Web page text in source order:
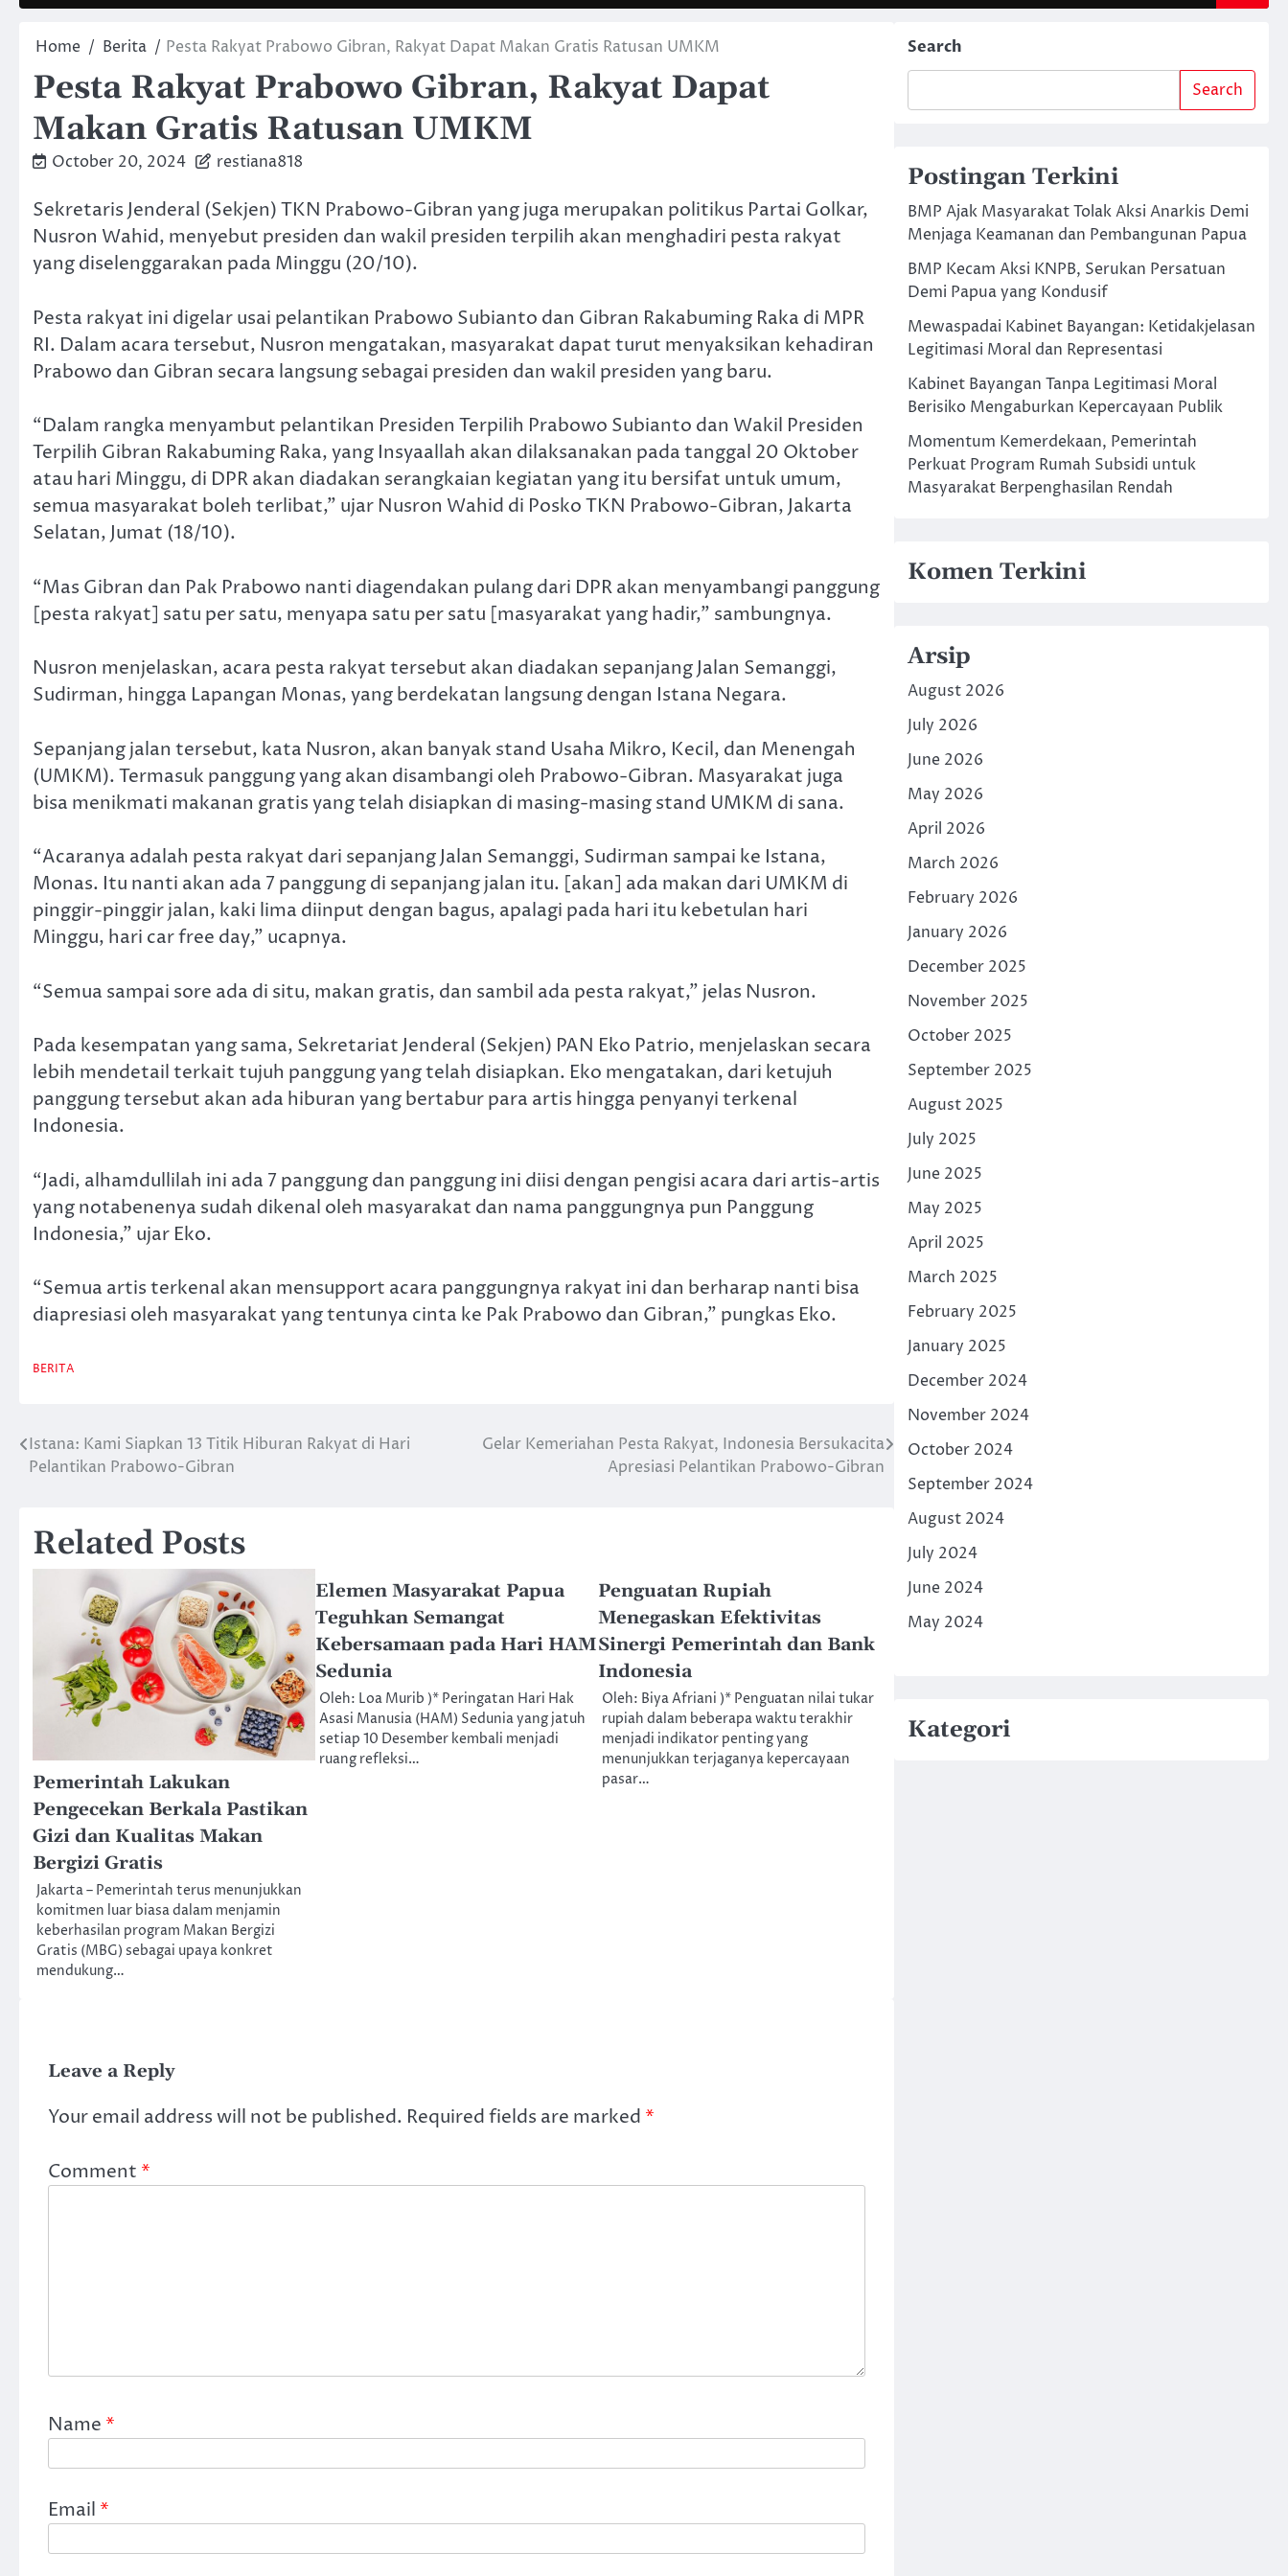
Home Berita Pesta Rakyat Prabowo Gibran, Rakyat Dapat Makan Gratis Ratusan UMKM
Pesta Rakyat Prabowo Gibran, Rakyat Dapat
Makan Gratis Ratusan UMKM
October 20, 2024 restiana818
Sekretaris Jenderal (Sekjen) TKN Prabowo-Gibran yang juga merupakan politikus Partai Golkar,
Nusron Wahid, menyebut presiden dan wakil presiden terpilih akan menghadiri pesta rakyat
yang diselenggarakan pada Minggu (20/10).
Pesta rakyat ini digelar usai pelantikan Prabowo Subianto dan Gibran Rakabuming Raka di MPR
RI. Dalam acara tersebut, Nusron mengatakan, masyarakat dapat turut menyaksikan kehadiran
Prabowo dan Gibran secara langsung sebagai presiden dan wakil presiden yang baru.
“Dalam rangka menyambut pelantikan Presiden Terpilih Prabowo Subianto dan Wakil Presiden
Terpilih Gibran Rakabuming Raka, yang Insyaallah akan dilaksanakan pada tanggal 20 Oktober
atau hari Minggu, di DPR akan diadakan serangkaian kegiatan yang itu bersifat untuk umum,
semua masyarakat boleh terlibat,” ujar Nusron Wahid di Posko TKN Prabowo-Gibran, Jakarta
Selatan, Jumat (18/10).
“Mas Gibran dan Pak Prabowo nanti diagendakan pulang dari DPR akan menyambangi panggung
[pesta rakyat] satu per satu, menyapa satu per satu [masyarakat yang hadir,” sambungnya.
Nusron menjelaskan, acara pesta rakyat tersebut akan diadakan sepanjang Jalan Semanggi,
Sudirman, hingga Lapangan Monas, yang berdekatan langsung dengan Istana Negara.
Sepanjang jalan tersebut, kata Nusron, akan banyak stand Usaha Mikro, Kecil, dan Menengah
(UMKM). Termasuk panggung yang akan disambangi oleh Prabowo-Gibran. Masyarakat juga
bisa menikmati makanan gratis yang telah disiapkan di masing-masing stand UMKM di sana.
“Acaranya adalah pesta rakyat dari sepanjang Jalan Semanggi, Sudirman sampai ke Istana,
Monas. Itu nanti akan ada 7 panggung di sepanjang jalan itu. [akan] ada makan dari UMKM di
pinggir-pinggir jalan, kaki lima diinput dengan bagus, apalagi pada hari itu kebetulan hari
Minggu, hari car free day,” ucapnya.
“Semua sampai sore ada di situ, makan gratis, dan sambil ada pesta rakyat,” jelas Nusron.
Pada kesempatan yang sama, Sekretariat Jenderal (Sekjen) PAN Eko Patrio, menjelaskan secara
lebih mendetail terkait tujuh panggung yang telah disiapkan. Eko mengatakan, dari ketujuh
panggung tersebut akan ada hiburan yang bertabur para artis hingga penyanyi terkenal
Indonesia.
“Jadi, alhamdullilah ini ada 7 panggung dan panggung ini diisi dengan pengisi acara dari artis-artis
yang notabenenya sudah dikenal oleh masyarakat dan nama panggungnya pun Panggung
Indonesia,” ujar Eko.
“Semua artis terkenal akan mensupport acara panggungnya rakyat ini dan berharap nanti bisa
diapresiasi oleh masyarakat yang tentunya cinta ke Pak Prabowo dan Gibran,” pungkas Eko.
BERITA
Post
Istana: Kami Siapkan 13 Titik Hiburan Rakyat di Hari
Pelantikan Prabowo-Gibran
Gelar Kemeriahan Pesta Rakyat, Indonesia Bersukacita
Apresiasi Pelantikan Prabowo-Gibran
Related Posts
Pemerintah Lakukan
Pengecekan Berkala Pastikan
Gizi dan Kualitas Makan
Bergizi Gratis
Jakarta – Pemerintah terus menunjukkan
komitmen luar biasa dalam menjamin
keberhasilan program Makan Bergizi
Gratis (MBG) sebagai upaya konkret
mendukung…
Elemen Masyarakat Papua
Teguhkan Semangat
Kebersamaan pada Hari HAM
Sedunia
Oleh: Loa Murib )* Peringatan Hari Hak
Asasi Manusia (HAM) Sedunia yang jatuh
setiap 10 Desember kembali menjadi
ruang refleksi…
Penguatan Rupiah
Menegaskan Efektivitas
Sinergi Pemerintah dan Bank
Indonesia
Oleh: Biya Afriani )* Penguatan nilai tukar
rupiah dalam beberapa waktu terakhir
menjadi indikator penting yang
menunjukkan terjaganya kepercayaan
pasar…
Leave a Reply
Your email address will not be published. Required fields are marked *
Comment *
Name *
Email *
Search
Search
Postingan Terkini
BMP Ajak Masyarakat Tolak Aksi Anarkis Demi
Menjaga Keamanan dan Pembangunan Papua
BMP Kecam Aksi KNPB, Serukan Persatuan
Demi Papua yang Kondusif
Mewaspadai Kabinet Bayangan: Ketidakjelasan
Legitimasi Moral dan Representasi
Kabinet Bayangan Tanpa Legitimasi Moral
Berisiko Mengaburkan Kepercayaan Publik
Momentum Kemerdekaan, Pemerintah
Perkuat Program Rumah Subsidi untuk
Masyarakat Berpenghasilan Rendah
Komen Terkini
Arsip
August 2026
July 2026
June 2026
May 2026
April 2026
March 2026
February 2026
January 2026
December 2025
November 2025
October 2025
September 2025
August 2025
July 2025
June 2025
May 2025
April 2025
March 2025
February 2025
January 2025
December 2024
November 2024
October 2024
September 2024
August 2024
July 2024
June 2024
May 2024
Kategori